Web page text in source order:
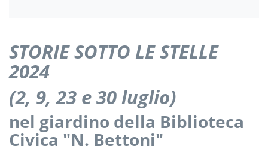
STORIE SOTTO LE STELLE
2024
(2, 9, 23 e 30 luglio)
nel giardino della Biblioteca
Civica "N. Bettoni"